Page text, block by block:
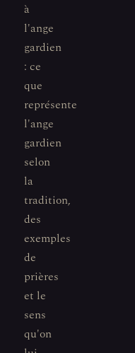
à
l'ange
gardien
: ce
que
représente
l'ange
gardien
selon
la
tradition,
des
exemples
de
prières
et le
sens
qu'on